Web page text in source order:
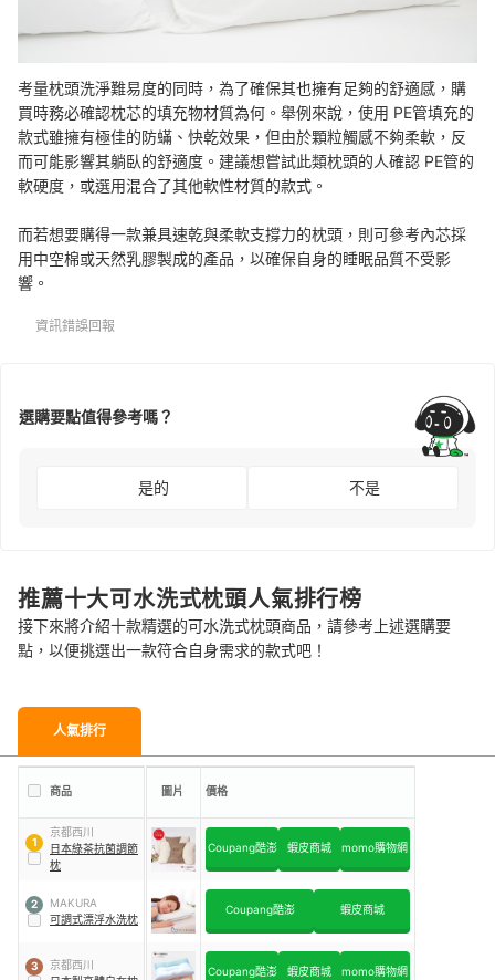
考量枕頭洗淨難易度的同時，為了確保其也擁有足夠的舒適感，購
買時務必確認枕芯的填充物材質為何。舉例來說，使用 PE管填充的
款式雖擁有極佳的防蟎、快乾效果，但由於顆粒觸感不夠柔軟，反
而可能影響其躺臥的舒適度。建議想嘗試此類枕頭的人確認 PE管的
軟硬度，或選用混合了其他軟性材質的款式。
而若想要購得一款兼具速乾與柔軟支撐力的枕頭，則可參考內芯採
用中空棉或天然乳膠製成的產品，以確保自身的睡眠品質不受影
響。
資訊錯誤回報
選購要點值得參考嗎？
是的 不是
推薦十大可水洗式枕頭人氣排行榜
接下來將介紹十款精選的可水洗式枕頭商品，請參考上述選購要
點，以便挑選出一款符合自身需求的款式吧！
人氣排行
商品 圖片 價格
1
京都西川
日本綠茶抗菌調節
枕
Coupang酷澎 蝦皮商城 momo購物網
2
MAKURA
可調式漂浮水洗枕
Coupang酷澎 蝦皮商城
3
京都西川
Coupang酷澎 蝦皮商城 momo購物網